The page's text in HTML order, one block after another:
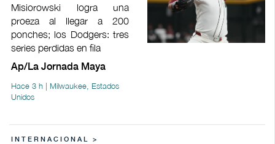
Misiorowski logra una
proeza al llegar a 200
ponches; los Dodgers: tres
series perdidas en fila
Ap/La Jornada Maya
Hace 3 h | Milwaukee, Estados
Unidos
INTERNACIONAL >